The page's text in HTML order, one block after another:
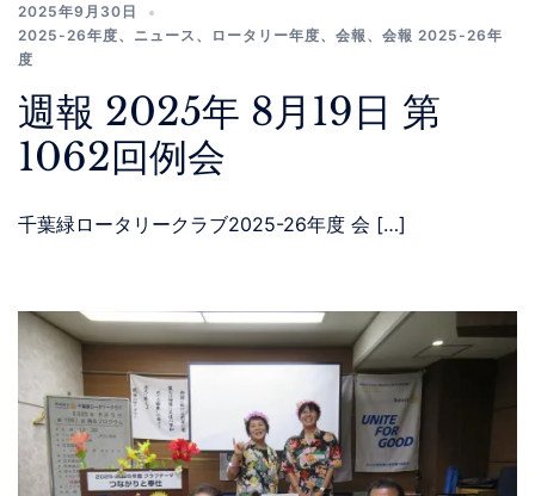
2025年9月30日
2025-26年度、 ニュース 、 ロータリー年度、 会報 、 会報 2025-26年
度
週報 2025年 8月19日 第
1062回例会
千葉緑ロータリークラブ2025-26年度 会 […]